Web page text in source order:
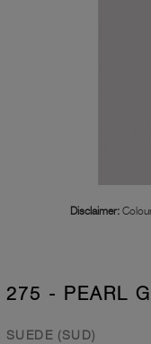
Disclaimer:
275 - PEARL
SUEDE (SUD)